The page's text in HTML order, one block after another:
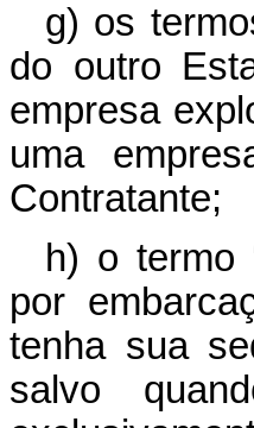
g) os
do outro
empresa
uma
Contratante;
h) o termo
por
tenha sua
salvo